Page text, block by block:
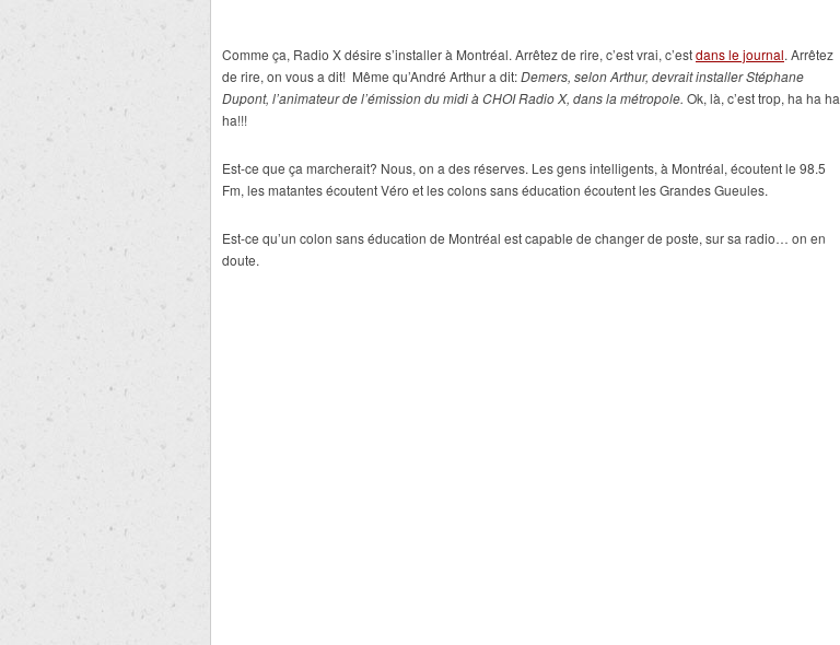
Comme ça, Radio X désire s’installer à Montréal. Arrêtez de rire, c’est vrai, c’estdans le journal. Arrêtez
de rire, on vous a dit! Même qu’André Arthur a dit:Demers, selon Arthur, devrait installer Stéphane
Dupont, l’animateur de l’émission du midi à CHOI Radio X, dans la métropole. Ok, là, c’est trop, ha ha ha
ha!!!
Est-ce que ça marcherait? Nous, on a des réserves. Les gens intelligents, à Montréal, écoutent le 98.5
Fm, les matantes écoutent Véro et les colons sans éducation écoutent les Grandes Gueules.
Est-ce qu’un colon sans éducation de Montréal est capable de changer de poste, sur sa radio… on en
doute.